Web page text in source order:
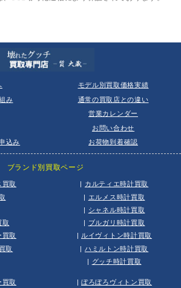
モデル別買取価格実績
み
通常の買取店との違い
営業カレンダー
お問い合わせ
込み
お荷物到着確認
ブランド別買取ページ
買取
取
買取
取
カルティエ時計買取
| エルメス時計買取
| シャネル時計買取
| ブルガリ時計買取
ルイヴィトン時計買取
| ハミルトン時計買取
| グッチ時計買取
買取 |ぼろぼろヴィトン買取